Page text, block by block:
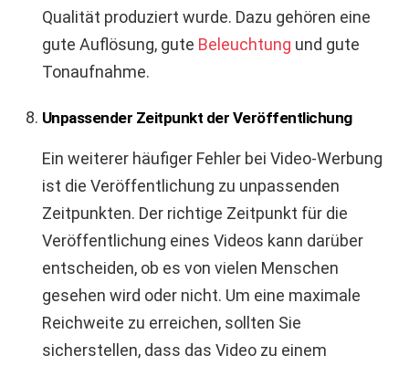
Qualität produziert wurde. Dazu gehören eine
gute Auflösung, gute Beleuchtung und gute
Tonaufnahme.
Unpassender Zeitpunkt der Veröffentlichung
Ein weiterer häufiger Fehler bei Video-Werbung
ist die Veröffentlichung zu unpassenden
Zeitpunkten. Der richtige Zeitpunkt für die
Veröffentlichung eines Videos kann darüber
entscheiden, ob es von vielen Menschen
gesehen wird oder nicht. Um eine maximale
Reichweite zu erreichen, sollten Sie
sicherstellen, dass das Video zu einem